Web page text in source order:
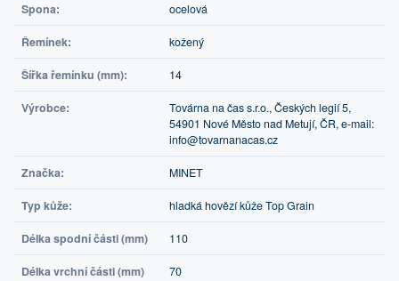
Spona: ocelová
Řemínek: kožený
Šířka řemínku (mm): 14
Výrobce:
Továrna na čas s.r.o., Českých legií 5,
54901 Nové Město nad Metují, ČR, e-mail:
info@tovarnanacas.cz
Značka: MINET
Typ kůže: hladká hovězí kůže Top Grain
Délka spodní části (mm) 110
Délka vrchní části (mm) 70